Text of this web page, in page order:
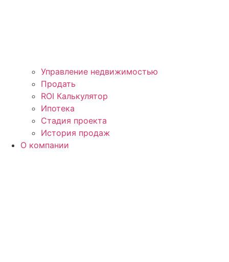
Управление недвижимостью
Продать
ROI Калькулятор
Ипотека
Стадия проекта
История продаж
О компании